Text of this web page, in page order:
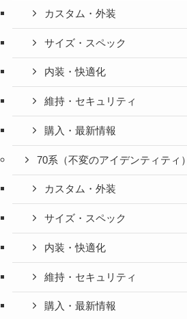
カスタム・外装
サイズ・スペック
内装・快適化
維持・セキュリティ
購入・最新情報
70系（不変のアイデンティティ）
カスタム・外装
サイズ・スペック
内装・快適化
維持・セキュリティ
購入・最新情報